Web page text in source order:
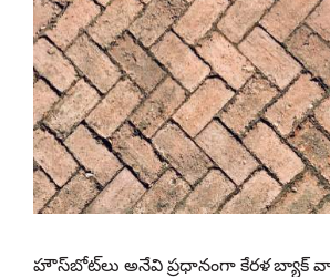
హౌస్‌బోట్‌లు అనేవి ప్రధానంగా కేరళ బ్యాక్